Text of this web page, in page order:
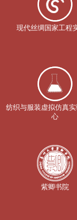
现代丝绸国家工程
纺织与服装虚拟仿真
心
紫卿书院